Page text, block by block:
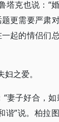
塔克也说：“
更需要严肃
起的情侣们
之爱。
“妻子好合，
谐”说。柏拉